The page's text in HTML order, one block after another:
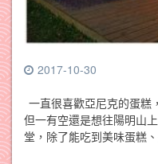
2017-10-30
一直很喜歡亞尼克的蛋糕
但一有空還是想往陽明山
堂，除了能吃到美味蛋糕